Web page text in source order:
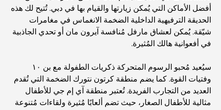
أفضل مراكز التسوق في دبي للتسوق والترفيه
أنشطة يمكنك القيام بها في مركز دبي المالي العالمي:
بطاقات الائتمان في الإمارات العربية المتحدة: دليل شامل
للإنفاق الذكي
أفضل الأماكن التي يُمكن زيارتها والقيام بها في دبي. تُتيح لك هذه
الحديقة الترفيهية الداخلية الضخمة الانغماس في مغامرات
شيّقة. يُمكن لعشاق مارفل مُنافسة آيرون مان أو تحدي الجاذبية
في أفعوانية هالك المُثيرة.
سيُعيد مُحبو الرسوم المتحركة ذكريات الطفولة مع بن ١٠
وفتيات القوة. كما يضم منطقة كرتون نتورك الضخمة التي تُقدم
العديد من التجارب الفريدة. تُعتبر منطقة آي إم جي للأطفال
مثالية للأطفال الصغار، حيث تضم ألعابًا مُثيرة ولقاءات مُتنوعة